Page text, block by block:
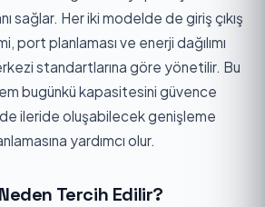
sağlar. Her iki modelde de giriş çıkış
port planlaması ve enerji dağılımı
standartlarına göre yönetilir. Bu
bugünkü kapasitesini güvence
de ileride oluşabilecek genişleme
yardımcı olur.
Tercih Edilir?